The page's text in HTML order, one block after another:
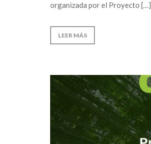
organizada por el Proyecto […]
LEER MÁS